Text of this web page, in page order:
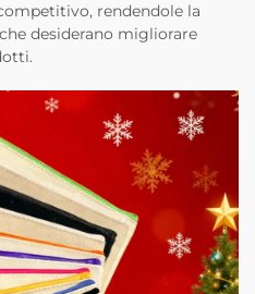
rendendole la
desiderano migliorare